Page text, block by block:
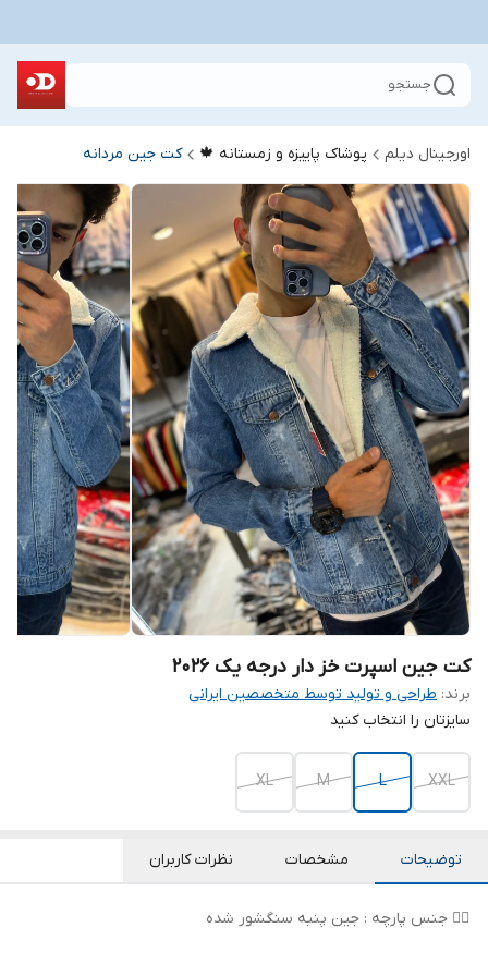
جستجو
اورجینال دیلم پوشاک پاییزه و زمستانه 🍁 کت جین مردانه
کت جین اسپرت خز دار درجه یک 2026
برند: طراحی و تولید توسط متخصصین ایرانی
سایزتان را انتخاب کنید
XXL
L
M
XL
توضیحات مشخصات نظرات کاربران
👌🏻 جنس پارچه : جین پنبه سنگشور شده